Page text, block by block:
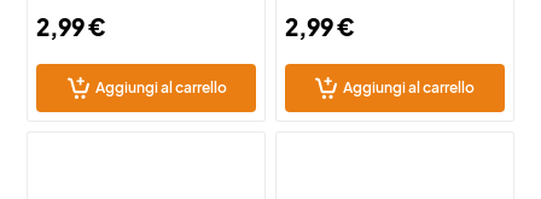
2,99€
Aggiungi al carrello
2,99€
Aggiungi al carrello